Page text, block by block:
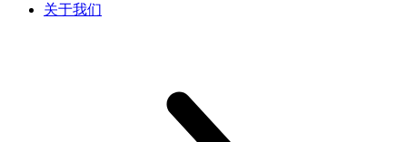
关于我们